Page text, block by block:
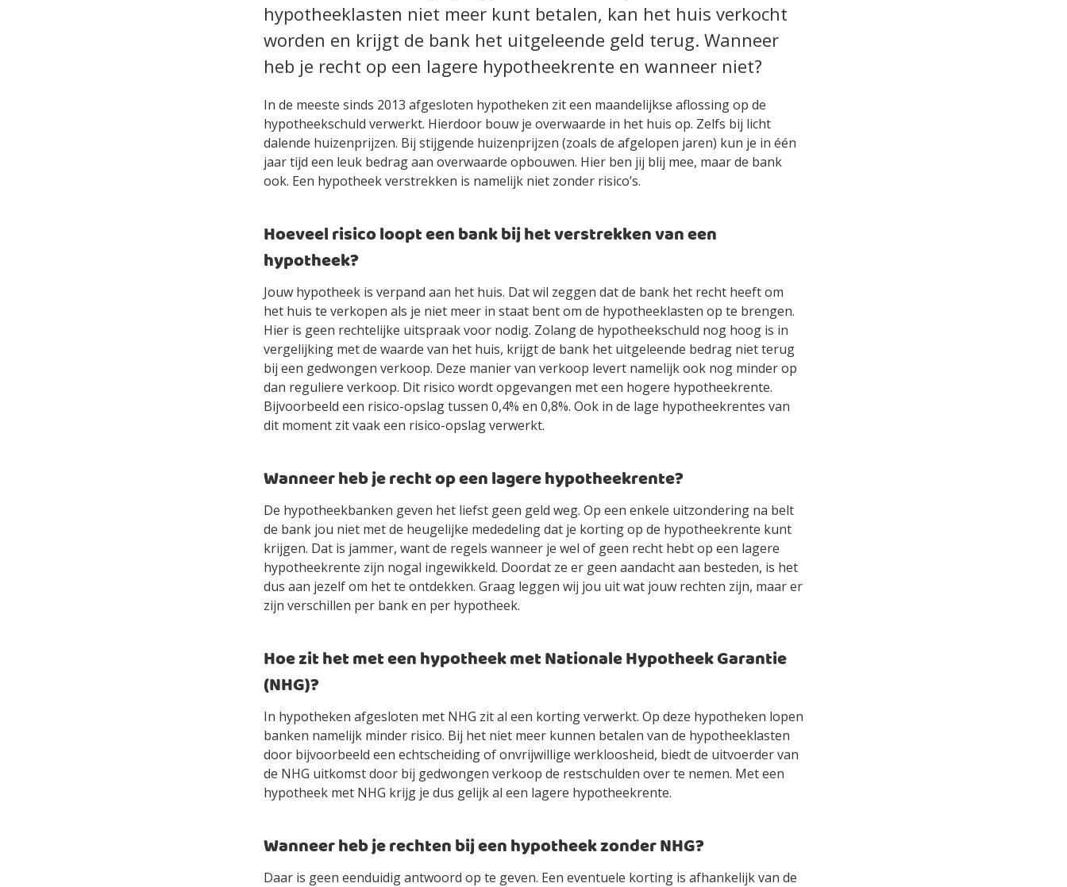
hypotheeklasten niet meer kunt betalen, kan het huis verkocht
worden en krijgt de bank het uitgeleende geld terug. Wanneer
heb je recht op een lagere hypotheekrente en wanneer niet?
In de meeste sinds 2013 afgesloten hypotheken zit een maandelijkse aflossing op de
hypotheekschuld verwerkt. Hierdoor bouw je overwaarde in het huis op. Zelfs bij licht
dalende huizenprijzen. Bij stijgende huizenprijzen (zoals de afgelopen jaren) kun je in één
jaar tijd een leuk bedrag aan overwaarde opbouwen. Hier ben jij blij mee, maar de bank
ook. Een hypotheek verstrekken is namelijk niet zonder risico’s.
Hoeveel risico loopt een bank bij het verstrekken van een
hypotheek?
Jouw hypotheek is verpand aan het huis. Dat wil zeggen dat de bank het recht heeft om
het huis te verkopen als je niet meer in staat bent om de hypotheeklasten op te brengen.
Hier is geen rechtelijke uitspraak voor nodig. Zolang de hypotheekschuld nog hoog is in
vergelijking met de waarde van het huis, krijgt de bank het uitgeleende bedrag niet terug
bij een gedwongen verkoop. Deze manier van verkoop levert namelijk ook nog minder op
dan reguliere verkoop. Dit risico wordt opgevangen met een hogere hypotheekrente.
Bijvoorbeeld een risico-opslag tussen 0,4% en 0,8%. Ook in de lage hypotheekrentes van
dit moment zit vaak een risico-opslag verwerkt.
Wanneer heb je recht op een lagere hypotheekrente?
De hypotheekbanken geven het liefst geen geld weg. Op een enkele uitzondering na belt
de bank jou niet met de heugelijke mededeling dat je korting op de hypotheekrente kunt
krijgen. Dat is jammer, want de regels wanneer je wel of geen recht hebt op een lagere
hypotheekrente zijn nogal ingewikkeld. Doordat ze er geen aandacht aan besteden, is het
dus aan jezelf om het te ontdekken. Graag leggen wij jou uit wat jouw rechten zijn, maar er
zijn verschillen per bank en per hypotheek.
Hoe zit het met een hypotheek met Nationale Hypotheek Garantie
(NHG)?
In hypotheken afgesloten met NHG zit al een korting verwerkt. Op deze hypotheken lopen
banken namelijk minder risico. Bij het niet meer kunnen betalen van de hypotheeklasten
door bijvoorbeeld een echtscheiding of onvrijwillige werkloosheid, biedt de uitvoerder van
de NHG uitkomst door bij gedwongen verkoop de restschulden over te nemen. Met een
hypotheek met NHG krijg je dus gelijk al een lagere hypotheekrente.
Wanneer heb je rechten bij een hypotheek zonder NHG?
Daar is geen eenduidig antwoord op te geven. Een eventuele korting is afhankelijk van de